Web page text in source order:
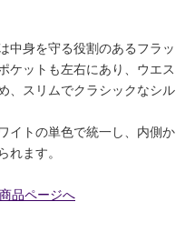
中身を守る役割のあるフラッ
ケットも左右にあり、ウエス
、スリムでクラシックなシル
イトの単色で統一し、内側か
れます。
品ページへ